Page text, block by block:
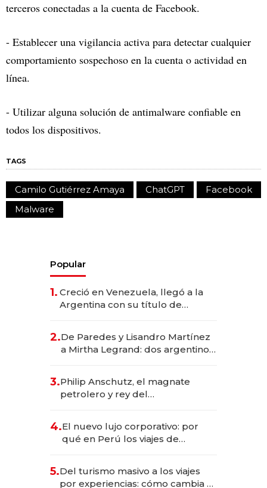
terceros conectadas a la cuenta de Facebook.
- Establecer una vigilancia activa para detectar cualquier
comportamiento sospechoso en la cuenta o actividad en
línea.
- Utilizar alguna solución de antimalware confiable en
todos los dispositivos.
TAGS
Camilo Gutiérrez Amaya ChatGPT
Facebook
Malware
Popular
1. Creció en Venezuela, llegó a la
Argentina con su título de
las marcas "fast premium"
2.De Paredes y Lisandro Martínez
a Mirtha Legrand: dos argentinos
3.Philip Anschutz, el magnate
petrolero y rey del
Fénix
4.El nuevo lujo corporativo: por
qué en Perú los viajes de
transformadoras
5.Del turismo masivo a los viajes
por experiencias: cómo cambia el